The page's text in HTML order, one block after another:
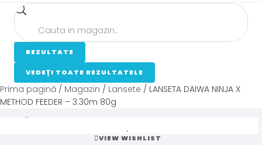
REZULTATE
VEDEȚI TOATE REZULTATELE
Prima pagină / Magazin / Lansete / LANSETA DAIWA NINJA X
METHOD FEEDER – 3.30m 80g
VIEW WISHLIST
Loading...